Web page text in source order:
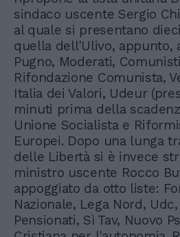
sindaco uscente Sergio
al quale si presentano
quella dell'Ulivo, appunto,
Pugno, Moderati,
Rifondazione Comunista,
Italia dei Valori, Udeur
minuti prima della
Unione Socialista e
Europei. Dopo una lunga
delle Libertà si è invece
ministro uscente Rocco
appoggiato da otto liste:
Nazionale, Lega Nord,
Pensionati, Sì Tav, Nuovo